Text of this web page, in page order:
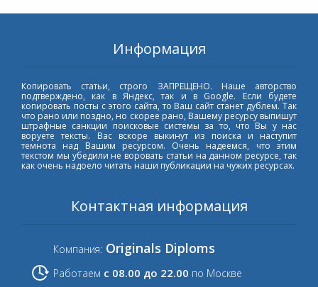
Информация
Копировать статьи, строго ЗАПРЕЩЕНО. Наше авторство
подтверждено, как в Яндекс, так и в Google. Если будете
копировать посты с этого сайта, то Ваш сайт станет дублем. Так
что рано или поздно, но скорее рано, Вашему ресурсу выпишут
штрафные санкции поисковые системы за то, что Вы у нас
воруете тексты. Вас вскоре выкинут из поиска и наступит
темнота над Вашим ресурсом. Очень надеемся, что этим
текстом мы убедили не воровать статьи на данном ресурсе, так
как очень надоело читать наши публикации на чужих ресурсах.
Контактная информация
Компания: Originals Diploms
Работаем с 08.00 до 22.00 по Москве